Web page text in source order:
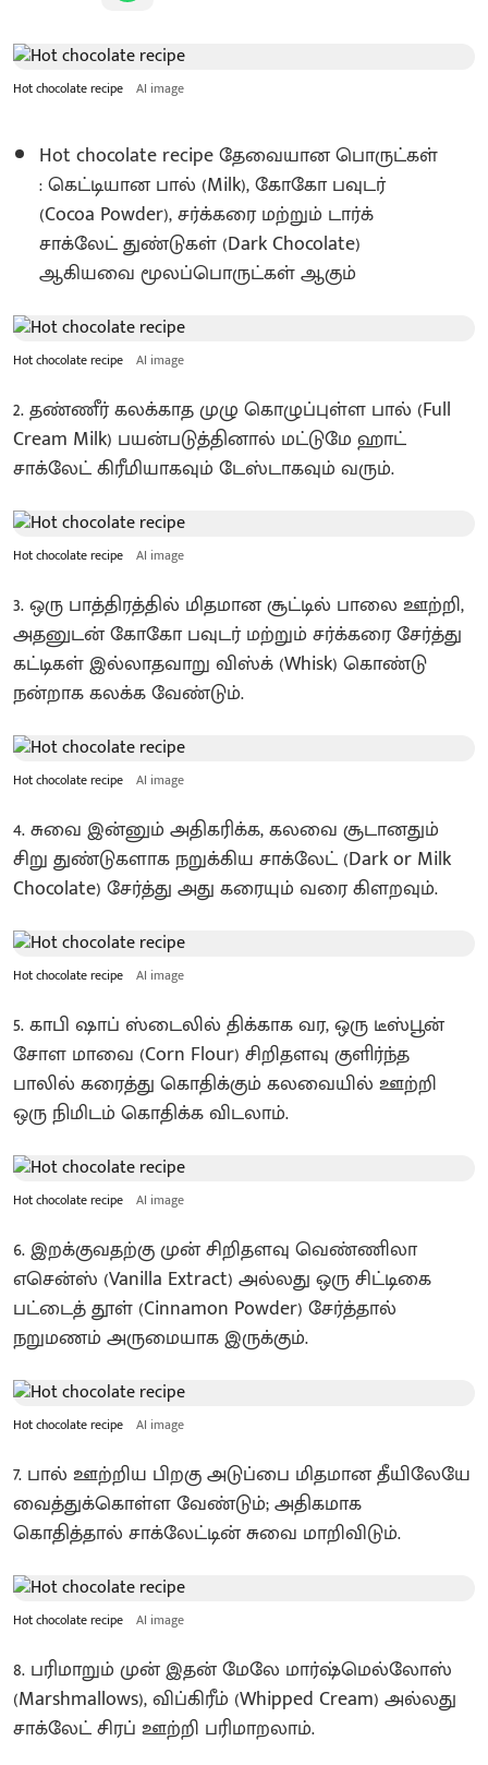
Hot chocolate recipe AI image
Hot chocolate recipe தேவையான பொருட்கள்
: கெட்டியான பால் (Milk), கோகோ பவுடர்
(Cocoa Powder), சர்க்கரை மற்றும் டார்க்
சாக்லேட் துண்டுகள் (Dark Chocolate)
ஆகியவை மூலப்பொருட்கள் ஆகும்
Hot chocolate recipe AI image
2. தண்ணீர் கலக்காத முழு கொழுப்புள்ள பால் (Full
Cream Milk) பயன்படுத்தினால் மட்டுமே ஹாட்
சாக்லேட் கிரீமியாகவும் டேஸ்டாகவும் வரும்.
Hot chocolate recipe AI image
3. ஒரு பாத்திரத்தில் மிதமான சூட்டில் பாலை ஊற்றி,
அதனுடன் கோகோ பவுடர் மற்றும் சர்க்கரை சேர்த்து
கட்டிகள் இல்லாதவாறு விஸ்க் (Whisk) கொண்டு
நன்றாக கலக்க வேண்டும்.
Hot chocolate recipe AI image
4. சுவை இன்னும் அதிகரிக்க, கலவை சூடானதும்
சிறு துண்டுகளாக நறுக்கிய சாக்லேட் (Dark or Milk
Chocolate) சேர்த்து அது கரையும் வரை கிளறவும்.
Hot chocolate recipe AI image
5. காபி ஷாப் ஸ்டைலில் திக்காக வர, ஒரு டீஸ்பூன்
சோள மாவை (Corn Flour) சிறிதளவு குளிர்ந்த
பாலில் கரைத்து கொதிக்கும் கலவையில் ஊற்றி
ஒரு நிமிடம் கொதிக்க விடலாம்.
Hot chocolate recipe AI image
6. இறக்குவதற்கு முன் சிறிதளவு வெண்ணிலா
எசென்ஸ் (Vanilla Extract) அல்லது ஒரு சிட்டிகை
பட்டைத் தூள் (Cinnamon Powder) சேர்த்தால்
நறுமணம் அருமையாக இருக்கும்.
Hot chocolate recipe AI image
7. பால் ஊற்றிய பிறகு அடுப்பை மிதமான தீயிலேயே
வைத்துக்கொள்ள வேண்டும்; அதிகமாக
கொதித்தால் சாக்லேட்டின் சுவை மாறிவிடும்.
Hot chocolate recipe AI image
8. பரிமாறும் முன் இதன் மேலே மார்ஷ்மெல்லோஸ்
(Marshmallows), விப்கிரீம் (Whipped Cream) அல்லது
சாக்லேட் சிரப் ஊற்றி பரிமாறலாம்.